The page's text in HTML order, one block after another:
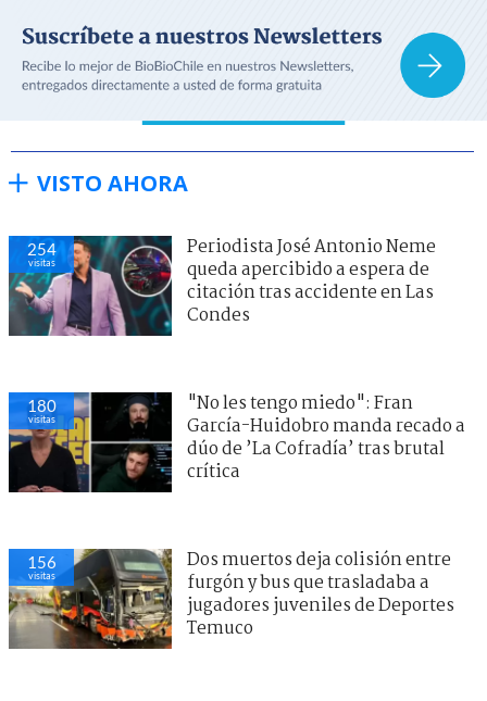
VISTO AHORA
254
visitas
Periodista José Antonio Neme
queda apercibido a espera de
citación tras accidente en Las
Condes
180
visitas
"No les tengo miedo": Fran
García-Huidobro manda recado a
dúo de ’La Cofradía’ tras brutal
crítica
156
visitas
Dos muertos deja colisión entre
furgón y bus que trasladaba a
jugadores juveniles de Deportes
Temuco